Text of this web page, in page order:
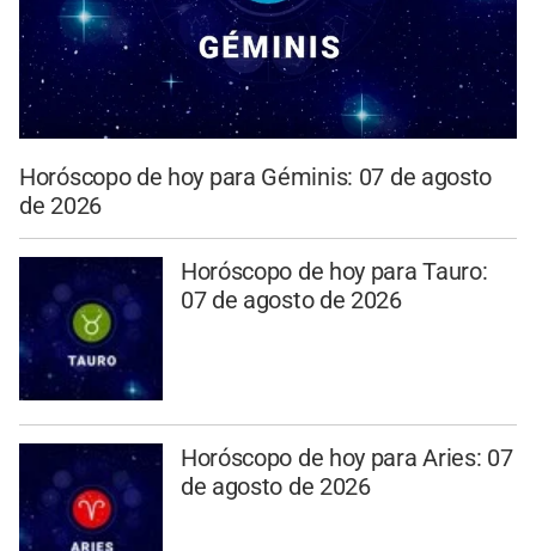
Horóscopo de hoy para Géminis: 07 de agosto
de 2026
Horóscopo de hoy para Tauro:
07 de agosto de 2026
Horóscopo de hoy para Aries: 07
de agosto de 2026